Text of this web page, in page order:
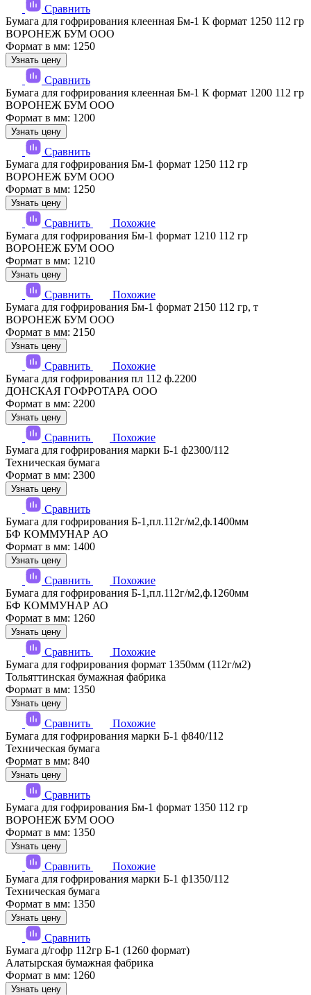
Сравнить
Бумага для гофрирования клеенная Бм-1 К формат 1250 112 гр
ВОРОНЕЖ БУМ ООО
Формат в мм: 1250
Узнать цену
Сравнить
Бумага для гофрирования клеенная Бм-1 К формат 1200 112 гр
ВОРОНЕЖ БУМ ООО
Формат в мм: 1200
Узнать цену
Сравнить
Бумага для гофрирования Бм-1 формат 1250 112 гр
ВОРОНЕЖ БУМ ООО
Формат в мм: 1250
Узнать цену
Сравнить
Похожие
Бумага для гофрирования Бм-1 формат 1210 112 гр
ВОРОНЕЖ БУМ ООО
Формат в мм: 1210
Узнать цену
Сравнить
Похожие
Бумага для гофрирования Бм-1 формат 2150 112 гр, т
ВОРОНЕЖ БУМ ООО
Формат в мм: 2150
Узнать цену
Сравнить
Похожие
Бумага для гофрирования пл 112 ф.2200
ДОНСКАЯ ГОФРОТАРА ООО
Формат в мм: 2200
Узнать цену
Сравнить
Похожие
Бумага для гофрирования марки Б-1 ф2300/112
Техническая бумага
Формат в мм: 2300
Узнать цену
Сравнить
Бумага для гофрирования Б-1,пл.112г/м2,ф.1400мм
БФ КОММУНАР АО
Формат в мм: 1400
Узнать цену
Сравнить
Похожие
Бумага для гофрирования Б-1,пл.112г/м2,ф.1260мм
БФ КОММУНАР АО
Формат в мм: 1260
Узнать цену
Сравнить
Похожие
Бумага для гофрирования формат 1350мм (112г/м2)
Тольяттинская бумажная фабрика
Формат в мм: 1350
Узнать цену
Сравнить
Похожие
Бумага для гофрирования марки Б-1 ф840/112
Техническая бумага
Формат в мм: 840
Узнать цену
Сравнить
Бумага для гофрирования Бм-1 формат 1350 112 гр
ВОРОНЕЖ БУМ ООО
Формат в мм: 1350
Узнать цену
Сравнить
Похожие
Бумага для гофрирования марки Б-1 ф1350/112
Техническая бумага
Формат в мм: 1350
Узнать цену
Сравнить
Бумага д/гофр 112гр Б-1 (1260 формат)
Алатырская бумажная фабрика
Формат в мм: 1260
Узнать цену